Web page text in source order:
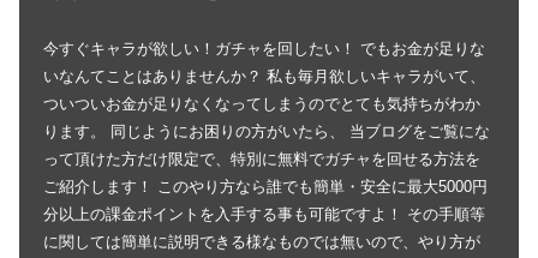
今すぐキャラが欲しい！ガチャを回したい！ でもお金が足りな
いなんてことはありませんか？ 私も毎月欲しいキャラがいて、
ついついお金が足りなくなってしまうのでとても気持ちがわか
ります。 同じようにお困りの方がいたら、 当ブログをご覧にな
って頂けた方だけ限定で、特別に無料でガチャを回せる方法を
ご紹介します！ このやり方なら誰でも簡単・安全に最大5000円
分以上の課金ポイントを入手する事も可能ですよ！ その手順等
に関しては簡単に説明できる様なものでは無いので、やり方が